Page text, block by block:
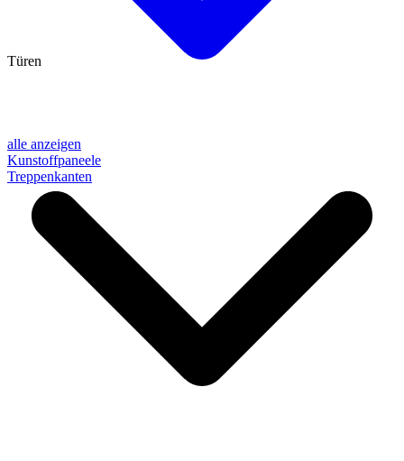
alle anzeigen
Kunstoffpaneele
Treppenkanten
Türen